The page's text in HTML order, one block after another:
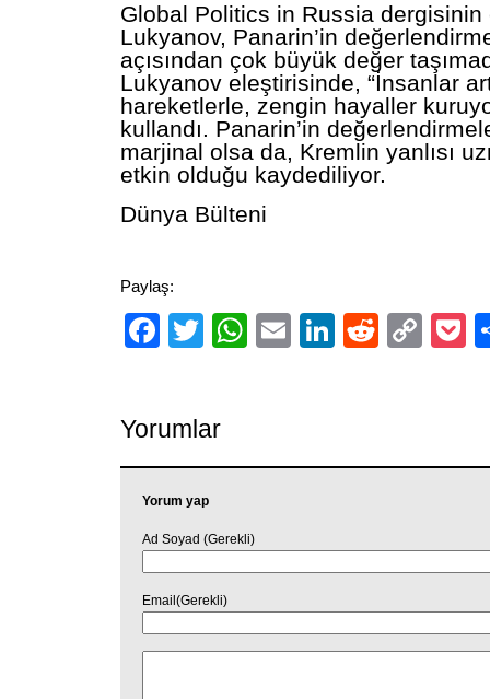
Global Politics in Russia
Lukyanov, Panarin’in
açısından çok büyük değer
Lukyanov eleştirisinde, “İnsanlar
hareketlerle, zengin hayaller
kullandı. Panarin’in
marjinal olsa da, Kremlin yanlısı
etkin olduğu kaydediliyor.
Dünya Bülteni
Paylaş:
Facebook
TwitterWhatsApp
EmailLinkedIn
Reddit
Yorumlar
Yorum yap
Ad Soyad (Gerekli)
Email(Gerekli)